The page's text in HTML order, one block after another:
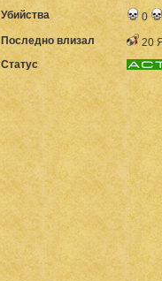
Убийства
0
Последно влизал
20
Статус